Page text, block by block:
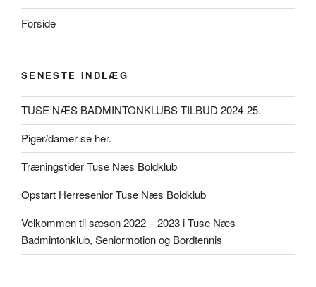
Forside
SENESTE INDLÆG
TUSE NÆS BADMINTONKLUBS TILBUD 2024-25.
Piger/damer se her.
Træningstider Tuse Næs Boldklub
Opstart Herresenior Tuse Næs Boldklub
Velkommen til sæson 2022 – 2023 i Tuse Næs
Badmintonklub, Seniormotion og Bordtennis